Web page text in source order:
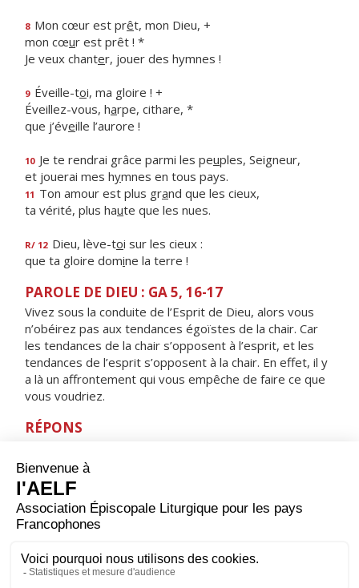
8 Mon cœur est prêt, mon Dieu, +
mon cœur est prêt ! *
Je veux chanter, jouer des hymnes !
9 Éveille-toi, ma gloire ! +
Éveillez-vous, harpe, cithare, *
que j’éveille l’aurore !
10 Je te rendrai grâce parmi les peuples, Seigneur,
et jouerai mes hymnes en tous pays.
11 Ton amour est plus grand que les cieux,
ta vérité, plus haute que les nues.
R/ 12 Dieu, lève-toi sur les cieux :
que ta gloire domine la terre !
PAROLE DE DIEU : GA 5, 16-17
Vivez sous la conduite de l’Esprit de Dieu, alors vous
n’obéirez pas aux tendances égoïstes de la chair. Car
les tendances de la chair s’opposent à l’esprit, et les
tendances de l’esprit s’opposent à la chair. En effet, il y
a là un affrontement qui vous empêche de faire ce que
vous voudriez.
RÉPONS
Apprends-moi tes commandements.
ORAISON
Dieu éternel et tout-puissant, en qui rien n’est sombre
ni obscur, communique ta lumière à nos cœurs : en
ta route d’un cœur léger. Par Jésus, le Christ, notre